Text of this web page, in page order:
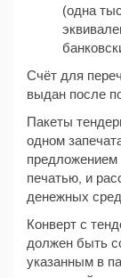
(одна
Счёт для
выдан после
Пакеты
одном
предложением
печатью, и
денежных
Конверт с
должен быть
указанным в